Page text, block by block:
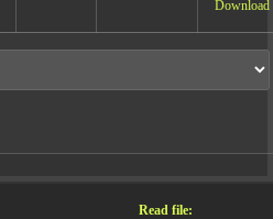
Download
Read file: